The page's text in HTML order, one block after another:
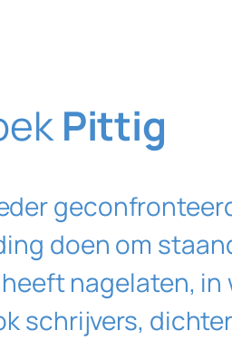
Pittig
doen om
nagelaten,
schrijvers,